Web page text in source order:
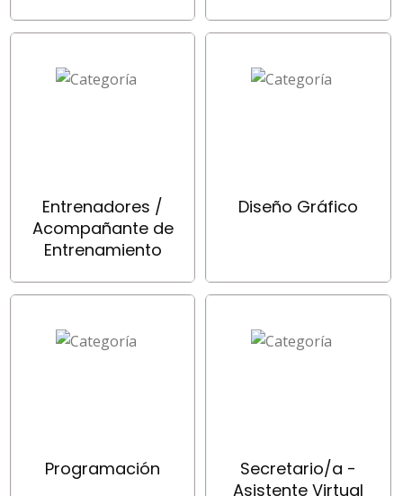
Entrenadores /
Acompañante de
Entrenamiento
Diseño Gráfico
Programación
Secretario/a -
Asistente Virtual